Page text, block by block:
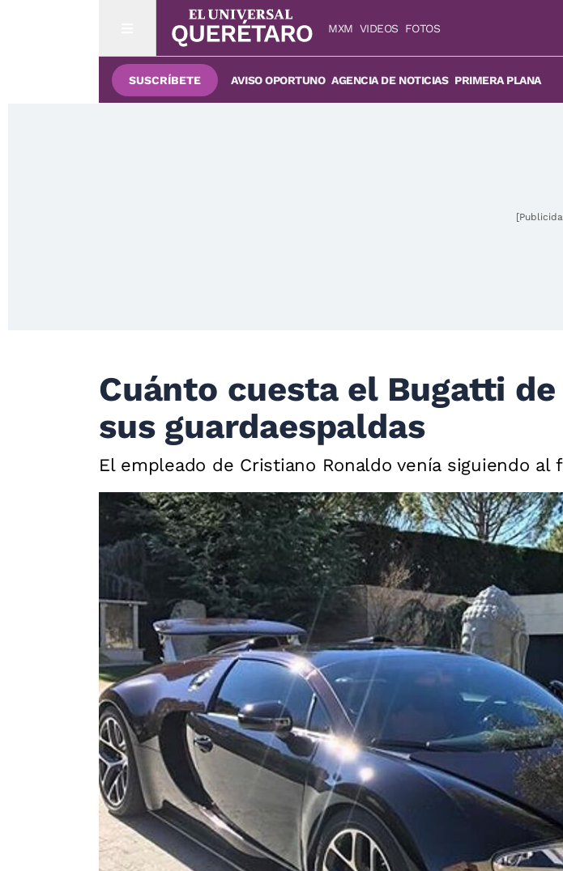
MXM VIDEOS FOTOS
SUSCRÍBETE AVISO OPORTUNO AGENCIA DE NOTICIAS PRIMERA PLANA
Cuánto cuesta el Bugatti
sus guardaespaldas
El empleado de Cristiano Ronaldo venía siguiendo